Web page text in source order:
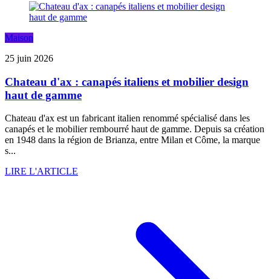
Maison
25 juin 2026
Chateau d'ax : canapés italiens et mobilier design
haut de gamme
Chateau d'ax est un fabricant italien renommé spécialisé dans les
canapés et le mobilier rembourré haut de gamme. Depuis sa création
en 1948 dans la région de Brianza, entre Milan et Côme, la marque
s...
LIRE L'ARTICLE